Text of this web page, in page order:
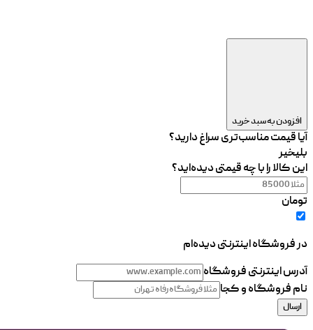
افزودن به سبد خرید
آیا قیمت مناسب‌تری سراغ دارید؟
بلیخیر
این کالا را با چه قیمتی دیده‌اید؟
تومان
در فروشگاه اینترنتی دیده‌ام
آدرس اینترنتی فروشگاه
نام فروشگاه و کجا